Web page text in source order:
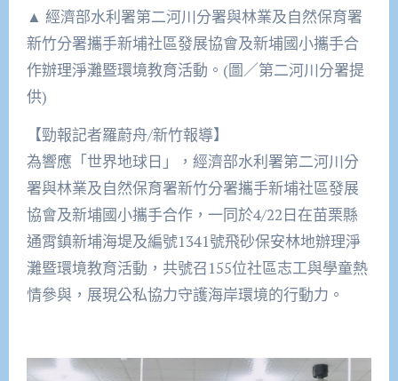
▲ 經濟部水利署第二河川分署與林業及自然保育署
新竹分署攜手新埔社區發展協會及新埔國小攜手合
作辦理淨灘暨環境教育活動。(圖／第二河川分署提
供)
【勁報記者羅蔚舟/新竹報導】
為響應「世界地球日」，經濟部水利署第二河川分
署與林業及自然保育署新竹分署攜手新埔社區發展
協會及新埔國小攜手合作，一同於4/22日在苗栗縣
通霄鎮新埔海堤及編號1341號飛砂保安林地辦理淨
灘暨環境教育活動，共號召155位社區志工與學童熱
情參與，展現公私協力守護海岸環境的行動力。